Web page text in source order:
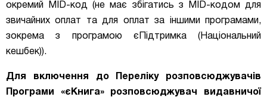
окремий MID-код (не має збігатись з MID-кодом для
звичайних оплат та для оплат за іншими програмами,
зокрема з програмою єПідтримка (Національний
кешбек)).
Для включення до Переліку розповсюджувачів
Програми «єКнига»
розповсюджувач видавничої